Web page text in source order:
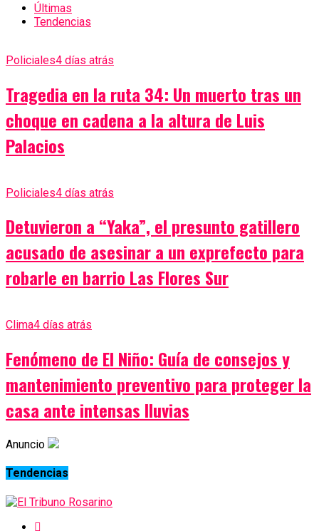
Últimas
Tendencias
Policiales4 días atrás
Tragedia en la ruta 34: Un muerto tras un
choque en cadena a la altura de Luis
Palacios
Policiales4 días atrás
Detuvieron a “Yaka”, el presunto gatillero
acusado de asesinar a un exprefecto para
robarle en barrio Las Flores Sur
Clima4 días atrás
Fenómeno de El Niño: Guía de consejos y
mantenimiento preventivo para proteger la
casa ante intensas lluvias
Anuncio
Tendencias